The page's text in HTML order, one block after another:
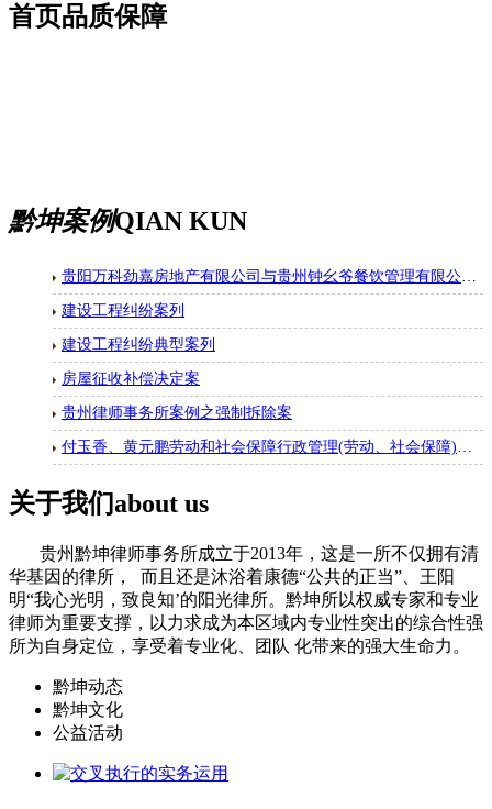
首页品质保障
黔坤案例QIAN KUN
贵阳万科劲嘉房地产有限公司与贵州钟幺爷餐饮管理有限公司房屋租赁合同纠纷一审民事判决书
建设工程纠纷案列
建设工程纠纷典型案列
房屋征收补偿决定案
贵州律师事务所案例之强制拆除案
付玉香、黄元鹏劳动和社会保障行政管理(劳动、社会保障)二审行政判决书
关于我们about us
贵州黔坤律师事务所成立于2013年，这是一所不仅拥有清
华基因的律所， 而且还是沐浴着康德“公共的正当”、王阳
明“我心光明，致良知’的阳光律所。黔坤所以权威专家和专业
律师为重要支撑，以力求成为本区域内专业性突出的综合性强
所为自身定位，享受着专业化、团队 化带来的强大生命力。
黔坤动态
黔坤文化
公益活动